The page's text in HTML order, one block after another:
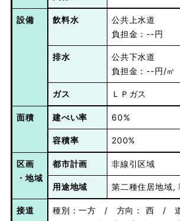
設備 飲料水
公共上水道
負担金：--円
排水
公共下水道
負担金：--円/㎡
ガス ＬＰガス
面積 建ぺい率 60%
容積率 200%
区画
・地域
都市計画 非線引区域
用途地域 第二種住居地域,
接道
種別：一方 / 方向： 西 / 道